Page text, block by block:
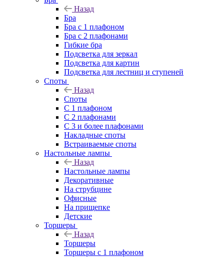
Назад
Бра
Бра с 1 плафоном
Бра с 2 плафонами
Гибкие бра
Подсветка для зеркал
Подсветка для картин
Подсветка для лестниц и ступеней
Споты
Назад
Споты
С 1 плафоном
С 2 плафонами
С 3 и более плафонами
Накладные споты
Встраиваемые споты
Настольные лампы
Назад
Настольные лампы
Декоративные
На струбцине
Офисные
На прищепке
Детские
Торшеры
Назад
Торшеры
Торшеры с 1 плафоном